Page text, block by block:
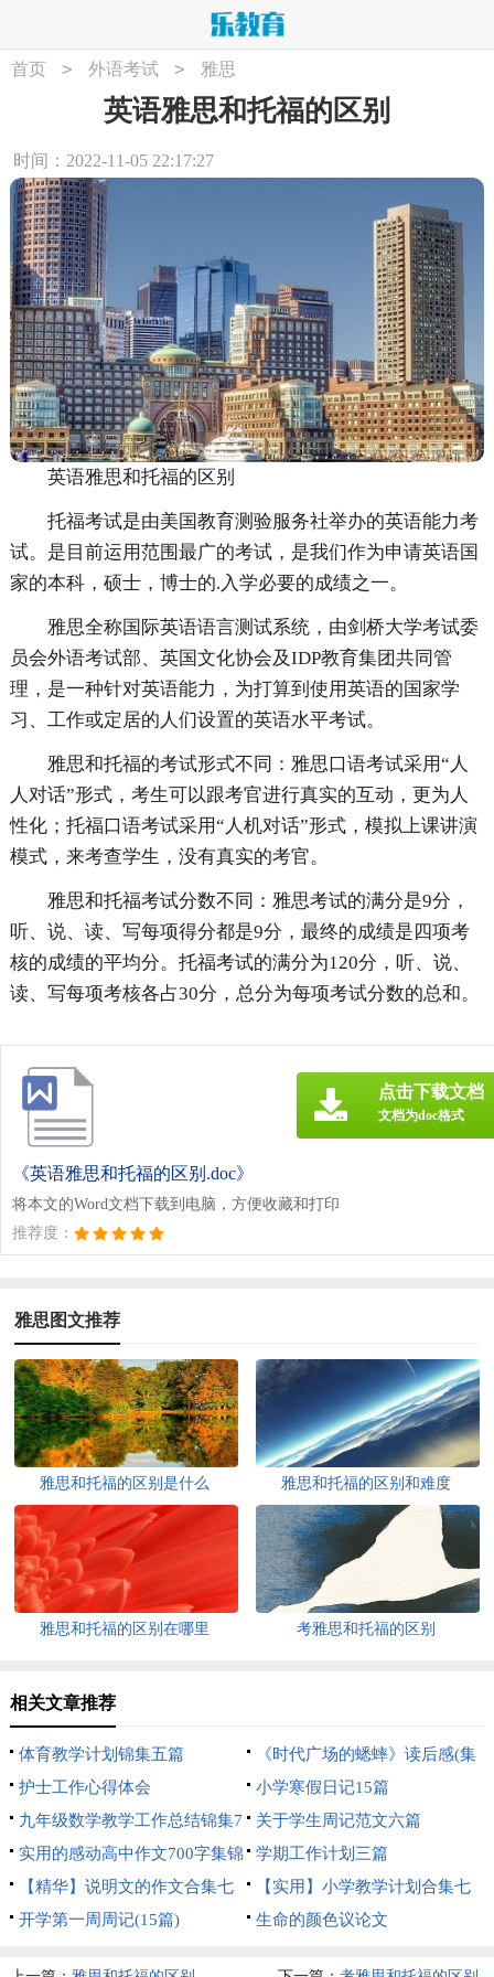
首页 > 外语考试 > 雅思
英语雅思和托福的区别
时间：2022-11-05 22:17:27
英语雅思和托福的区别
托福考试是由美国教育测验服务社举办的英语能力考
试。是目前运用范围最广的考试，是我们作为申请英语国
家的本科，硕士，博士的.入学必要的成绩之一。
雅思全称国际英语语言测试系统，由剑桥大学考试委
员会外语考试部、英国文化协会及IDP教育集团共同管
理，是一种针对英语能力，为打算到使用英语的国家学
习、工作或定居的人们设置的英语水平考试。
雅思和托福的考试形式不同：雅思口语考试采用“人
人对话”形式，考生可以跟考官进行真实的互动，更为人
性化；托福口语考试采用“人机对话”形式，模拟上课讲演
模式，来考查学生，没有真实的考官。
雅思和托福考试分数不同：雅思考试的满分是9分，
听、说、读、写每项得分都是9分，最终的成绩是四项考
核的成绩的平均分。托福考试的满分为120分，听、说、
读、写每项考核各占30分，总分为每项考试分数的总和。
《英语雅思和托福的区别.doc》
将本文的Word文档下载到电脑，方便收藏和打印
推荐度：
点击下载文档
文档为doc格式
雅思图文推荐
雅思和托福的区别是什么 雅思和托福的区别和难度
雅思和托福的区别在哪里 考雅思和托福的区别
相关文章推荐
体育教学计划锦集五篇
《时代广场的蟋蟀》读后感(集
合15篇)
护士工作心得体会
小学寒假日记15篇
九年级数学教学工作总结锦集7
篇
关于学生周记范文六篇
实用的感动高中作文700字集锦
10篇
学期工作计划三篇
【精华】说明文的作文合集七
篇
【实用】小学教学计划合集七
篇
开学第一周周记(15篇) 生命的颜色议论文